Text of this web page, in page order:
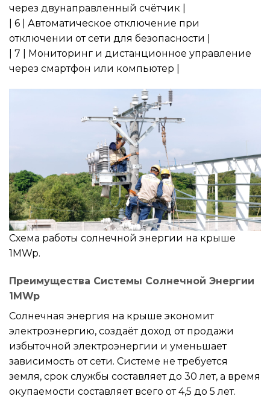
через двунаправленный счётчик |
| 6 | Автоматическое отключение при
отключении от сети для безопасности |
| 7 | Мониторинг и дистанционное управление
через смартфон или компьютер |
Схема работы солнечной энергии на крыше
1MWp.
Преимущества Системы Солнечной Энергии
1MWp
Солнечная энергия на крыше экономит
электроэнергию, создаёт доход от продажи
избыточной электроэнергии и уменьшает
зависимость от сети. Системе не требуется
земля, срок службы составляет до 30 лет, а время
окупаемости составляет всего от 4,5 до 5 лет.